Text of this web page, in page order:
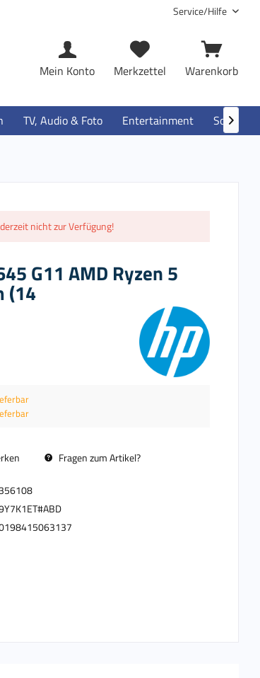
Service/Hilfe
Warenkorb
Merkzettel
Mein Konto
TV, Audio & Foto Entertainment Software

nicht zur Verfügung!
G11 AMD Ryzen 5
(14
Fragen zum Artikel?
356108